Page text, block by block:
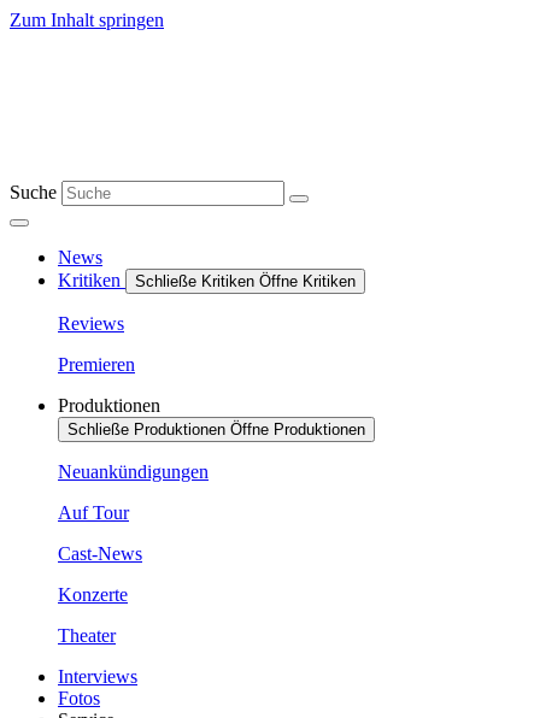
Zum Inhalt springen
Suche
News
Kritiken
Schließe Kritiken Öffne Kritiken
Reviews
Premieren
Produktionen
Schließe Produktionen Öffne Produktionen
Neuankündigungen
Auf Tour
Cast-News
Konzerte
Theater
Interviews
Fotos